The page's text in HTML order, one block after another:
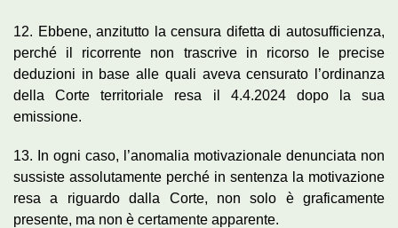
12. Ebbene, anzitutto la censura difetta di autosufficienza,
perché il ricorrente non trascrive in ricorso le precise
deduzioni in base alle quali aveva censurato l’ordinanza
della Corte territoriale resa il 4.4.2024 dopo la sua
emissione.
13. In ogni caso, l’anomalia motivazionale denunciata non
sussiste assolutamente perché in sentenza la motivazione
resa a riguardo dalla Corte, non solo è graficamente
presente, ma non è certamente apparente.